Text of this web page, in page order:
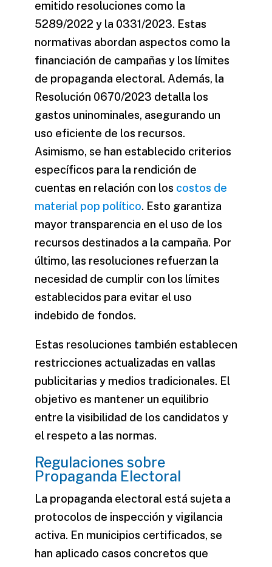
emitido resoluciones como la
5289/2022 y la 0331/2023. Estas
normativas abordan aspectos como la
financiación de campañas y los límites
de propaganda electoral. Además, la
Resolución 0670/2023 detalla los
gastos uninominales, asegurando un
uso eficiente de los recursos.
Asimismo, se han establecido criterios
específicos para la rendición de
cuentas en relación con los costos de
material pop político. Esto garantiza
mayor transparencia en el uso de los
recursos destinados a la campaña. Por
último, las resoluciones refuerzan la
necesidad de cumplir con los límites
establecidos para evitar el uso
indebido de fondos.
Estas resoluciones también establecen
restricciones actualizadas en vallas
publicitarias y medios tradicionales. El
objetivo es mantener un equilibrio
entre la visibilidad de los candidatos y
el respeto a las normas.
Regulaciones sobre
Propaganda Electoral
La propaganda electoralestá sujeta a
protocolos de inspección y vigilancia
activa. En municipios certificados, se
han aplicado casos concretos que